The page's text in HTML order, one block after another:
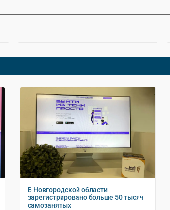
В Новгородской области
зарегистрировано больше 50 тысяч
самозанятых